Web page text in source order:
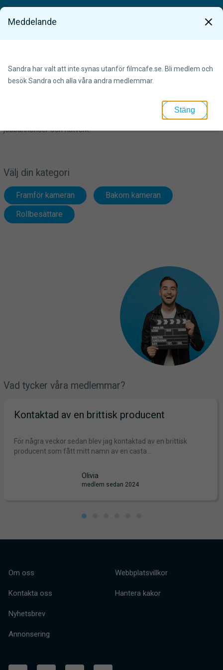
Bli medlem snabbt och enkelt
castingprocessen lättare. Skapa och hitta professionella profiler,
jobbannonser och nätverk!
Välj din kategori
Framför kameran
Bakom kameran
Rollbesättare
Vad tycker våra medlemmar?
Kontaktad av en brittisk producent
För några veckor sedan blev jag kontaktad av en brittisk
producent som fått mitt namn av en casta...
Olivia
medlem sedan 2024
Om oss
Kontakta oss
Nyhetsbrev
Annonsering
Webbplatsvillkor
Hantera kakor
Meddelande
Sandra har valt att inte synas utanför filmcafe.se. Bli medlem och
besök Sandra och alla våra andra medlemmar.
Stäng